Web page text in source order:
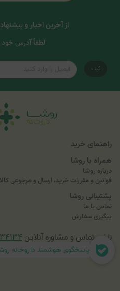
از آخرین اخبار و
لطفاً آدرس خود
ثبت
راهنمای خرید
همراه با روشا
درباره روشا
قوانین و مقررات خرید، ارسال و مرجوعی
پشتیبانی روشا
تماس با ما
پیگیری سفارش
تلفن تماس و مشاوره آنلاین
پاسخگوی هوشمند داروخانه